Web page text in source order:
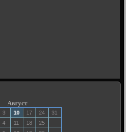
Август
3 10 17 24
31
4 11 18
25